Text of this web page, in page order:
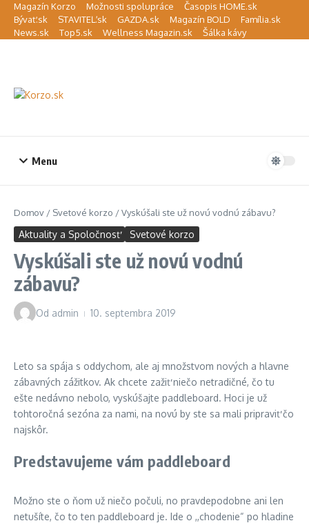
Preskočiť na obsah
Magazín Korzo Možnosti spolupráce
Časopis HOME.sk
Bývať.sk
STAVITEĽ.sk GAZDA.sk Magazín BOLD
Família.sk
News.sk
Top5.sk Wellness Magazin.sk Šálka kávy
Menu
Domov / Svetové korzo /Vyskúšali ste už novú vodnú zábavu?
Aktuality a Spoločnosť Svetové korzo
Vyskúšali ste už novú vodnú
zábavu?
Od admin 10. septembra 2019
Leto sa spája s oddychom, ale aj množstvom nových a hlavne
zábavných zážitkov. Ak chcete zažiť niečo netradičné, čo tu
ešte nedávno nebolo, vyskúšajte paddleboard. Hoci je už
tohtoročná sezóna za nami, na novú by ste sa mali pripraviť čo
najskôr.
Predstavujeme vám paddleboard
Možno ste o ňom už niečo počuli, no pravdepodobne ani len
netušíte, čo to ten paddleboard je. Ide o ,,chodenie“ po hladine